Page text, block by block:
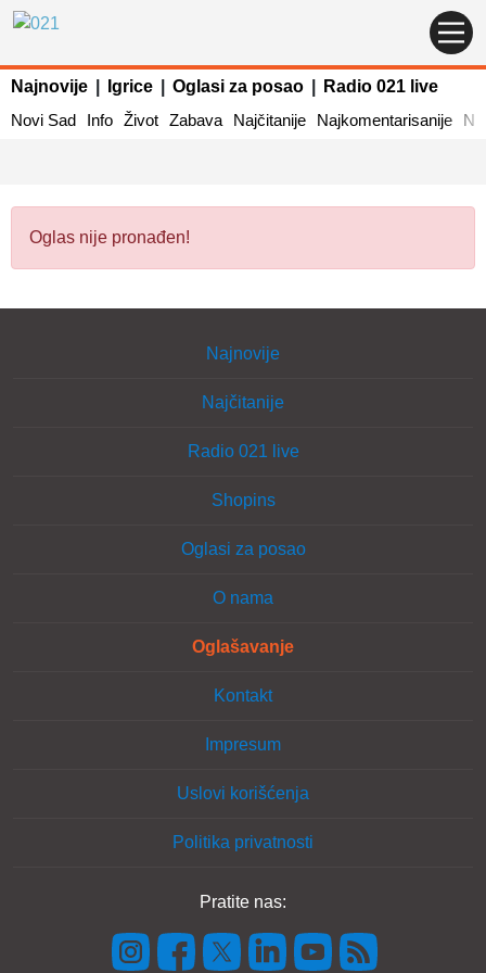
Najnovije Igrice Oglasi za posao
Radio 021 live
Novi Sad
Info Život Zabava Najčitanije Najkomentarisanije
Oglas nije pronađen!
Najnovije
Najčitanije
Radio 021 live
Shopins
Oglasi za posao
O nama
Oglašavanje
Kontakt
Impresum
Uslovi korišćenja
Politika privatnosti
Pratite nas: